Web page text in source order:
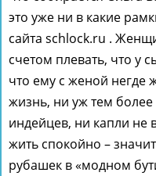
это уже ни в какие
сайта schlock.ru .
счетом плевать, что у
что ему с женой негде
жизнь, ни уж тем
индейцев, ни капли
жить спокойно –
рубашек в «модном